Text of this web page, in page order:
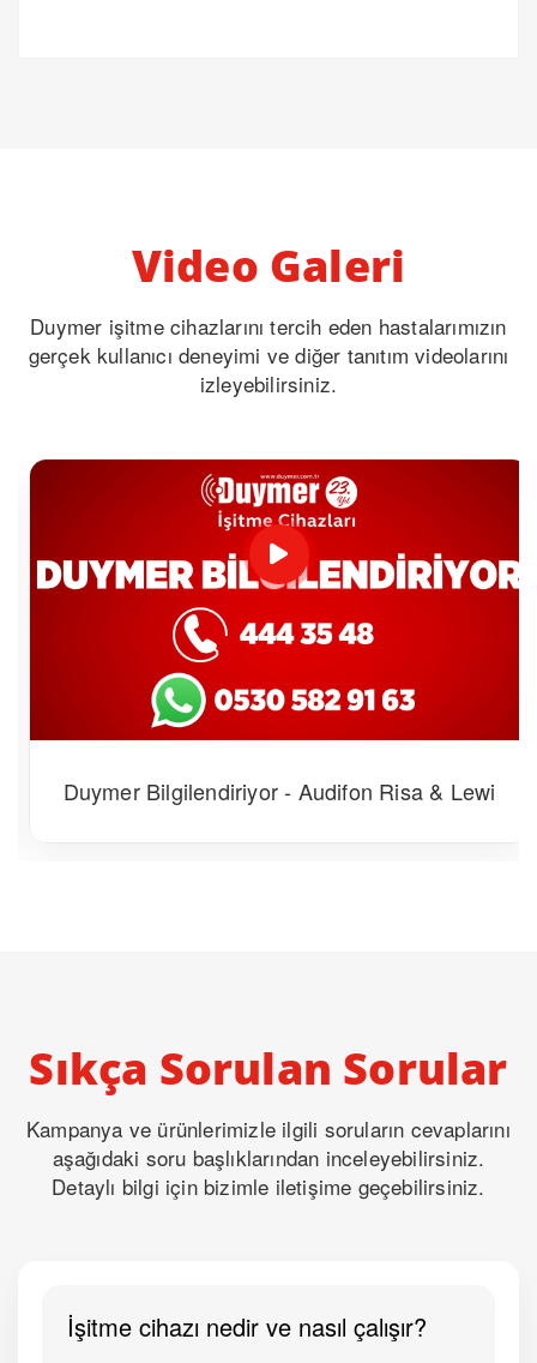
Video Galeri
Duymer işitme cihazlarını tercih eden hastalarımızın
gerçek kullanıcı deneyimi ve diğer tanıtım videolarını
izleyebilirsiniz.
Duymer Bilgilendiriyor - Audifon Risa & Lewi
Sıkça Sorulan Sorular
Kampanya ve ürünlerimizle ilgili soruların cevaplarını
aşağıdaki soru başlıklarından inceleyebilirsiniz.
Detaylı bilgi için bizimle iletişime geçebilirsiniz.
İşitme cihazı nedir ve nasıl çalışır?